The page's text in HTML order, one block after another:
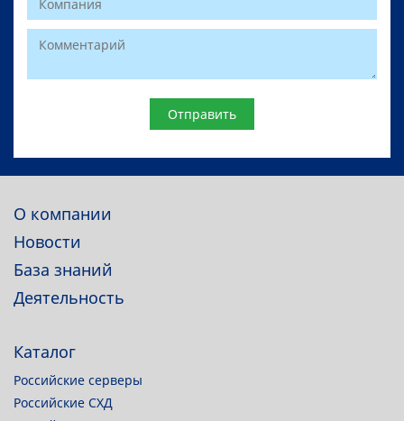
О компании
Новости
База знаний
Деятельность
Каталог
Российские серверы
Российские СХД